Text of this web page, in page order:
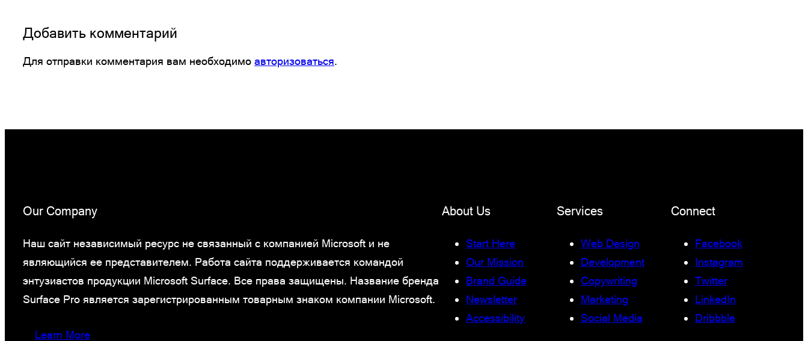
Добавить комментарий
Для отправки комментария вам необходимо авторизоваться.
Our Company
Наш сайт независимый ресурс не связанный с компанией Microsoft и не
являющийся ее представителем. Работа сайта поддерживается командой
энтузиастов продукции Microsoft Surface. Все права защищены. Название бренда
Surface Pro является зарегистрированным товарным знаком компании Microsoft.
Learn More
About Us
Start Here
Our Mission
Brand Guide
Newsletter
Accessibility
Services
Web Design
Development
Copywriting
Marketing
Social Media
Connect
Facebook
Instagram
Twitter
LinkedIn
Dribbble